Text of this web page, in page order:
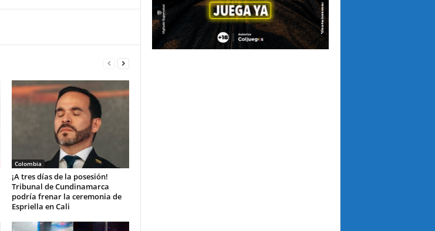
Colombia
¡A tres días de la posesión!
Tribunal de Cundinamarca
podría frenar la ceremonia de
Espriella en Cali